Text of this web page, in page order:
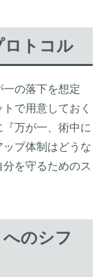
トコル
の落下を想定
で用意しておく
万が一、術中に
プ体制はどうな
を守るためのス
のシフ